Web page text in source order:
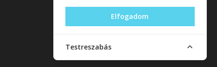
Elfogadom
Testreszabás